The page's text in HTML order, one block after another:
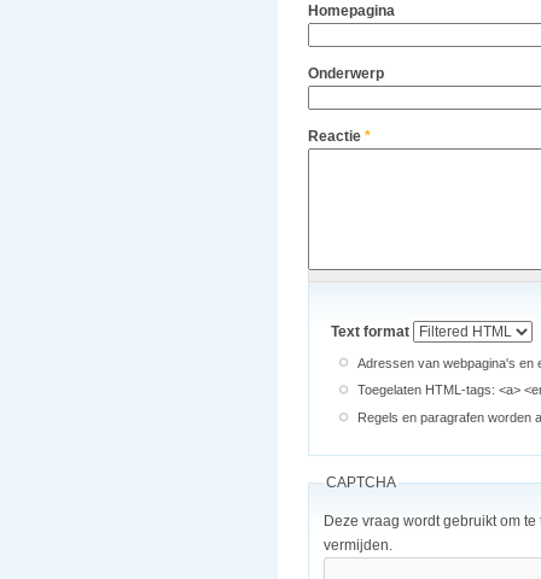
Homepagina
Onderwerp
Reactie *
Text format
Adressen van webpagina's en
Toegelaten HTML-tags: <a>
Regels en paragrafen worden
CAPTCHA
Deze vraag wordt gebruikt om
vermijden.